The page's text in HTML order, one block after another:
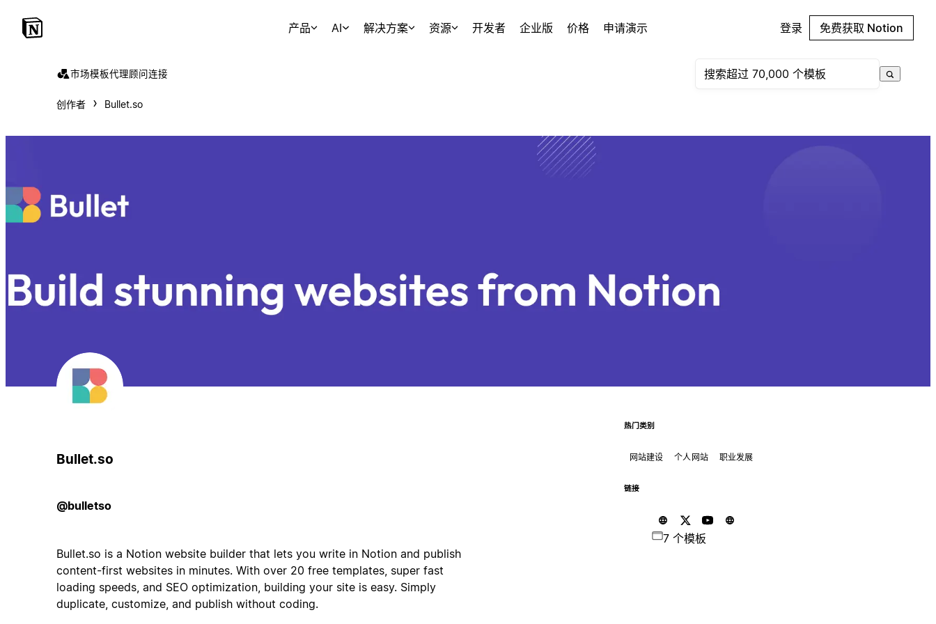
产品 AI 解决方案 资源 开发者 企业版 价格 申请演示 登录 免费获取 Notion
市场模板代理顾问连接
创作者 Bullet.so
Bullet.so
@bulletso
Bullet.so is a Notion website builder that lets you write in Notion and publish
content-first websites in minutes. With over 20 free templates, super fast
loading speeds, and SEO optimization, building your site is easy. Simply
duplicate, customize, and publish without coding.
热门类别
网站建设 个人网站 职业发展
链接
7 个模板